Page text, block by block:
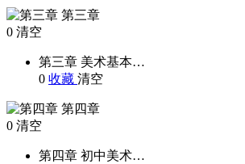
第三章
0 清空
第三章 美术基本…
0 收藏 清空
第四章
0 清空
第四章 初中美术…